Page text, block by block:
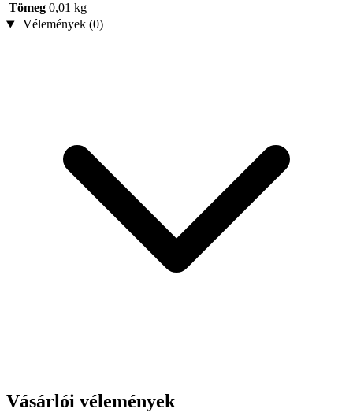
Tömeg 0,01 kg
Vélemények (0)
Vásárlói vélemények